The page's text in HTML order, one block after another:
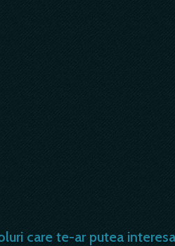
care te-ar putea